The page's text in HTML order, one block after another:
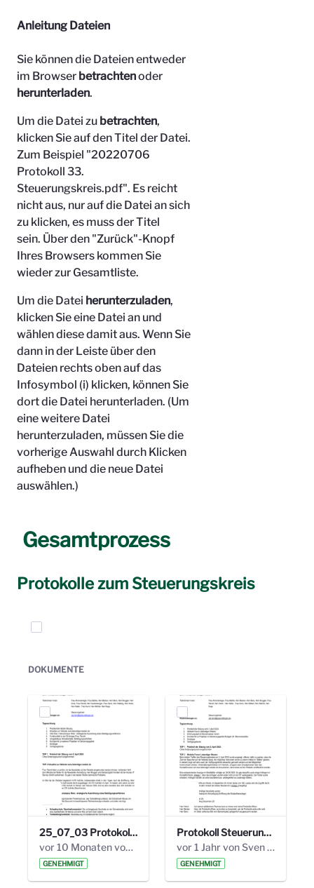
Anleitung Dateien
Sie können die Dateien entweder
im Browser betrachtenoder
herunterladen.
Um die Datei zu betrachten,
klicken Sie auf den Titel der Datei.
Zum Beispiel "20220706
Protokoll 33.
Steuerungskreis.pdf". Es reicht
nicht aus, nur auf die Datei an sich
zu klicken, es muss der Titel
sein. Über den "Zurück"-Knopf
Ihres Browsers kommen Sie
wieder zur Gesamtliste.
Um die Datei herunterzuladen,
klicken Sie eine Datei an und
wählen diese damit aus. Wenn Sie
dann in der Leiste über den
Dateien rechts oben auf das
Infosymbol (i) klicken, können Sie
dort die Datei herunterladen. (Um
eine weitere Datei
herunterzuladen, müssen Sie die
vorherige Auswahl durch Klicken
aufheben und die neue Datei
auswählen.)
Gesamtprozess
Protokolle zum Steuerungskreis
Elemente auswählen
DOKUMENTE
25_07_03 Protokoll Steuerungskreis.pdf
vor 10 Monaten von Alexander Orlowski
GENEHMIGT
Protokoll Steuerungskreis_06.02.2025 .pdf
vor 1 Jahr von Sven Hitzler
GENEHMIGT